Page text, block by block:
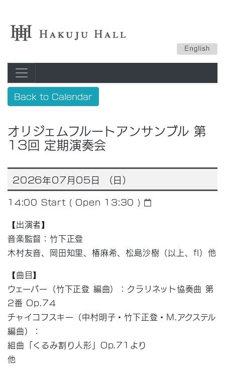
Back to Calendar
オリジェムフルートアンサンブル 第
13回 定期演奏会
2026年07月05日 （日）
14:00 Start ( Open 13:30 )
【出演者】
音楽監督：竹下正登
木村友音、岡田知里、椿麻希、松島沙樹 （以上、 fl）他
【曲目】
ウェーバー（竹下正登 編曲）：クラリネット協奏曲 第
2番 Op.74
チャイコフスキー（中村明子・竹下正登・M.アクステル
編曲）：
組曲「くるみ割り人形」Op.71より
他